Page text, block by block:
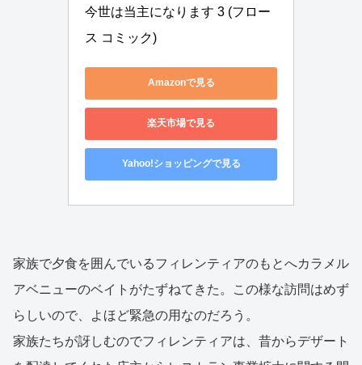
今世は当主になります 3 (フロー
ス コミック)
Amazonで見る
楽天市場で見る
Yahoo!ショッピングで見る
家族で夕食を囲んでいるフィレンティアのもとへカラメル
アベニューのベイトがたずねてきた。この様な訪問はめず
らしいので、よほど緊急の用なのだろう。
家族たちが訝しむのでフィレンティアは、昔からデザート